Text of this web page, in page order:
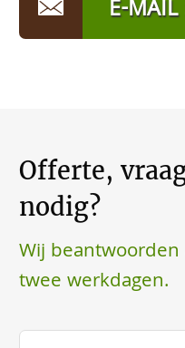
E-MAIL
Offerte,
nodig?
Wij
twee werkdagen.